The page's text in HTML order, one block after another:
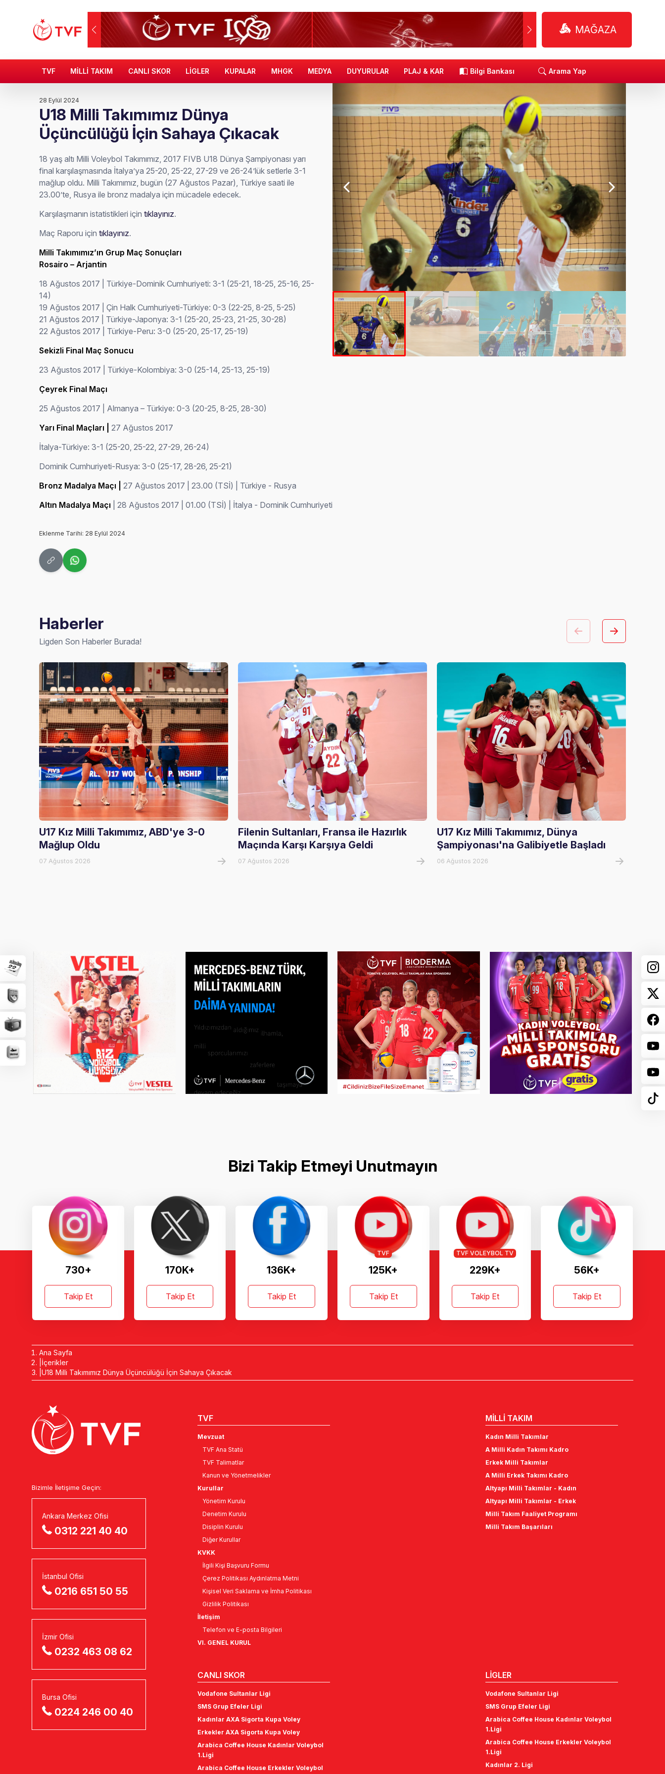
MAĞAZA
TVF MİLLİ TAKIM CANLI SKOR LİGLER KUPALAR MHGK MEDYA DUYURULAR PLAJ & KAR Bilgi Bankası Arama Yap
28 Eylül 2024
U18 Milli Takımımız Dünya
Üçüncülüğü İçin Sahaya Çıkacak
18 yaş altı Milli Voleybol Takımımız, 2017 FIVB U18 Dünya Şampiyonası yarı
final karşılaşmasında İtalya’ya 25-20, 25-22, 27-29 ve 26-24’lük setlerle 3-1
mağlup oldu. Milli Takımımız, bugün (27 Ağustos Pazar), Türkiye saati ile
23.00’te, Rusya ile bronz madalya için mücadele edecek.
Karşılaşmanın istatistikleri içintıklayınız.
Maç Raporu içintıklayınız.
Milli Takımımız’ın Grup Maç Sonuçları
Rosairo – Arjantin
18 Ağustos 2017 | Türkiye-Dominik Cumhuriyeti: 3-1 (25-21, 18-25, 25-16, 25-
14)
19 Ağustos 2017 | Çin Halk Cumhuriyeti-Türkiye: 0-3 (22-25, 8-25, 5-25)
21 Ağustos 2017 | Türkiye-Japonya: 3-1 (25-20, 25-23, 21-25, 30-28)
22 Ağustos 2017 | Türkiye-Peru: 3-0 (25-20, 25-17, 25-19)
Sekizli Final Maç Sonucu
23 Ağustos 2017 | Türkiye-Kolombiya: 3-0 (25-14, 25-13, 25-19)
Çeyrek Final Maçı
25 Ağustos 2017 | Almanya – Türkiye: 0-3 (20-25, 8-25, 28-30)
Yarı Final Maçları |27 Ağustos 2017
İtalya-Türkiye: 3-1 (25-20, 25-22, 27-29, 26-24)
Dominik Cumhuriyeti-Rusya: 3-0 (25-17, 28-26, 25-21)
Bronz Madalya Maçı |27 Ağustos 2017 | 23.00 (TSİ) | Türkiye - Rusya
Altın Madalya Maçı | 28 Ağustos 2017 | 01.00 (TSİ) | İtalya - Dominik Cumhuriyeti
Eklenme Tarihi: 28 Eylül 2024
Haberler
Ligden Son Haberler Burada!
U17 Kız Milli Takımımız, ABD'ye 3-0
Mağlup Oldu
07 Ağustos 2026
Filenin Sultanları, Fransa ile Hazırlık
Maçında Karşı Karşıya Geldi
07 Ağustos 2026
U17 Kız Milli Takımımız, Dünya
Şampiyonası'na Galibiyetle Başladı
06 Ağustos 2026
Bizi Takip Etmeyi Unutmayın
730+
Takip Et
170K+
Takip Et
136K+
Takip Et
125K+
TVF
Takip Et
229K+
TVF VOLEYBOL TV
Takip Et
56K+
Takip Et
Ana Sayfa
İçerikler
U18 Milli Takımımız Dünya Üçüncülüğü İçin Sahaya Çıkacak
Bizimle İletişime Geçin:
Ankara Merkez Ofisi
0312 221 40 40
İstanbul Ofisi
0216 651 50 55
İzmir Ofisi
0232 463 08 62
Bursa Ofisi
0224 246 00 40
TVF
Mevzuat
TVF Ana Statü
TVF Talimatlar
Kanun ve Yönetmelikler
Kurullar
Yönetim Kurulu
Denetim Kurulu
Disiplin Kurulu
Diğer Kurullar
KVKK
İlgili Kişi Başvuru Formu
Çerez Politikası Aydınlatma Metni
Kişisel Veri Saklama ve İmha Politikası
Gizlilik Politikası
İletişim
Telefon ve E-posta Bilgileri
VI. GENEL KURUL
MİLLİ TAKIM
Kadın Milli Takımlar
A Milli Kadın Takımı Kadro
Erkek Milli Takımlar
A Milli Erkek Takımı Kadro
Altyapı Milli Takımlar - Kadın
Altyapı Milli Takımlar - Erkek
Milli Takım Faaliyet Programı
Milli Takım Başarıları
CANLI SKOR
Vodafone Sultanlar Ligi
SMS Grup Efeler Ligi
Kadınlar AXA Sigorta Kupa Voley
Erkekler AXA Sigorta Kupa Voley
Arabica Coffee House Kadınlar Voleybol
1.Ligi
Arabica Coffee House Erkekler Voleybol
LİGLER
Vodafone Sultanlar Ligi
SMS Grup Efeler Ligi
Arabica Coffee House Kadınlar Voleybol
1.Ligi
Arabica Coffee House Erkekler Voleybol
1.Ligi
Kadınlar 2. Ligi